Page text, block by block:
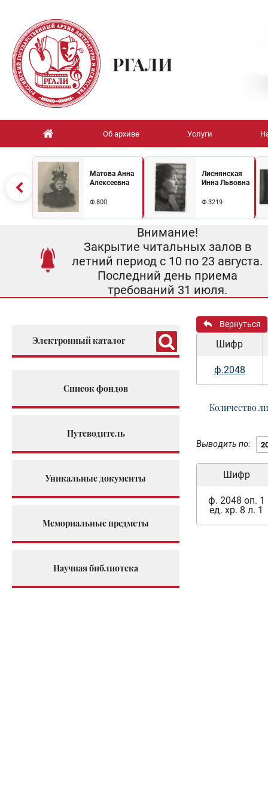
РГАЛИ
Об архиве Услуги
Матова Анна
Алексеевна
Ф.800
Лиснянская
Инна Львовна
Ф.3219
Внимание!
Закрытие читальных залов в
летний период с 10 по 23 августа.
Последний день приема
требований 31 июля.
Электронный каталог
Список фондов
Путеводитель
Уникальные документы
Мемориальные предметы
Научная библиотека
Вернуться
Шифр
ф.2048
Количество
Выводить по:
Шифр
ф. 2048 оп. 1
ед. хр. 8 л. 1